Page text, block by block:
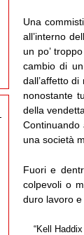
Una
all’interno
un po’
cambio di
dall’affetto
nonostante
della
una società
Fuori e
colpevoli o
duro lavoro
“Kell